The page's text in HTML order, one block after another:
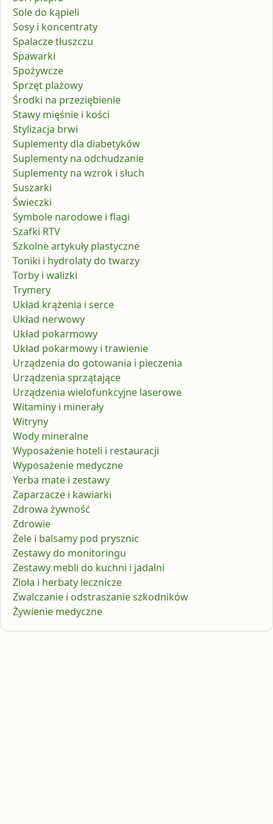
Sole do kąpieli
Sosy i koncentraty
Spalacze tłuszczu
Spawarki
Spożywcze
Sprzęt plażowy
Środki na przeziębienie
Stawy mięśnie i kości
Stylizacja brwi
Suplementy dla diabetyków
Suplementy na odchudzanie
Suplementy na wzrok i słuch
Suszarki
Świeczki
Symbole narodowe i flagi
Szafki RTV
Szkolne artykuły plastyczne
Toniki i hydrolaty do twarzy
Torby i walizki
Trymery
Układ krążenia i serce
Układ nerwowy
Układ pokarmowy
Układ pokarmowy i trawienie
Urządzenia do gotowania i pieczenia
Urządzenia sprzątające
Urządzenia wielofunkcyjne laserowe
Witaminy i minerały
Witryny
Wody mineralne
Wyposażenie hoteli i restauracji
Wyposażenie medyczne
Yerba mate i zestawy
Zaparzacze i kawiarki
Zdrowa żywność
Zdrowie
Żele i balsamy pod prysznic
Zestawy do monitoringu
Zestawy mebli do kuchni i jadalni
Zioła i herbaty lecznicze
Zwalczanie i odstraszanie szkodników
Żywienie medyczne